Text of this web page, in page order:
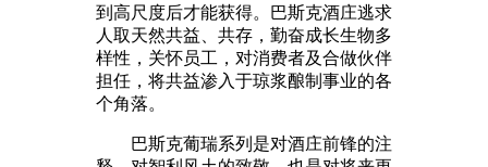
到高尺度后才能获得。巴斯克酒庄逃求
人取天然共益、共存，勤奋成长生物多
样性，关怀员工，对消费者及合做伙伴
担任，将共益渗入于琼浆酿制事业的各
个角落。
巴斯克葡瑞系列是对酒庄前锋的注